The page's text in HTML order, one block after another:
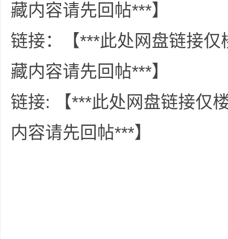
藏内容请先回帖***】
链接：【***此处网盘链接
藏内容请先回帖***】
链接: 【***此处网盘链接仅
内容请先回帖***】